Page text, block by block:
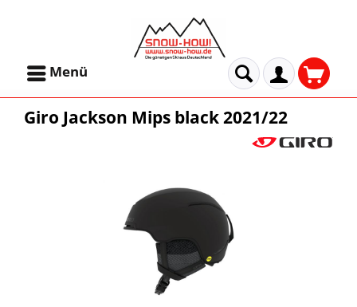
Menü
Giro Jackson Mips black 2021/22